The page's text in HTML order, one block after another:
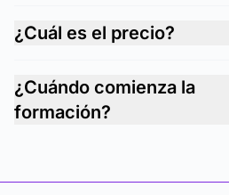
¿Cuál es el precio?
¿Cuándo comienza la
formación?